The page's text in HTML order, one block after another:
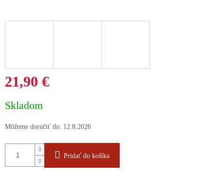
21,90 €
cena:
Skladom
Môžeme doručiť do: 12.8.2026
Pridať do košíka